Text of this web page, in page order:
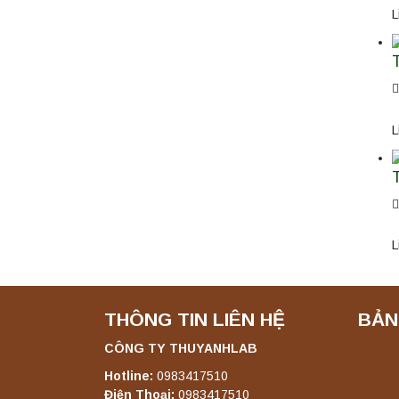
THÔNG TIN LIÊN HỆ
CÔNG TY THUYANHLAB
Hotline: 0983417510
Điện Thoại: 0983417510